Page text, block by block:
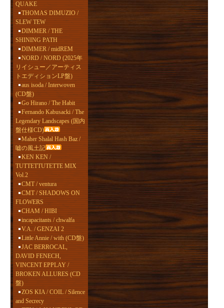
QUAKE
THOMAS DIMUZIO /
SLEW TEW
DIMMER / THE
SHINING PATH
DIMMER / midREM
NORD / NORD (2025年
リイシュー／アーティス
トエディションLP盤)
aus isoda / Interwoven
(CD盤)
Go Hirano / The Habit
Fernando Kabusacki / The
Legendary Landscapes (国内
盤仕様CD)
Maher Shalal Hash Baz /
嘘の風土記
KEN KEN /
TUTTETTUTETTE MIX
Vol.2
CMT / ventura
CMT / SHADOWS ON
FLOWERS
CHAM / HIBI
incapacitants / chwalfa
V.A. / GENZAI 2
Little Annie / with (CD盤)
JAC BERROCAL,
DAVID FENECH,
VINCENT EPPLAY /
BROKEN ALLURES (CD
盤)
ZOS KIA / COIL / Silence
and Secrecy